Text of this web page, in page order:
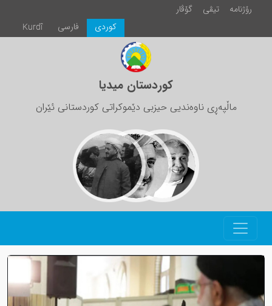
رۆژنامە تیڤی
گۆڤار
Kurdî
فارسی كوردی
کوردستان میدیا
ماڵپەڕی ناوەندیی حیزبی دێموکراتی کوردستانی ئێران